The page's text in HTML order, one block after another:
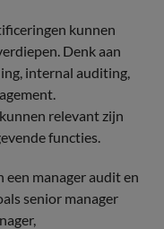
kunnen
Denk aan
internal auditing,
relevant zijn
functies.
een manager audit en
senior manager